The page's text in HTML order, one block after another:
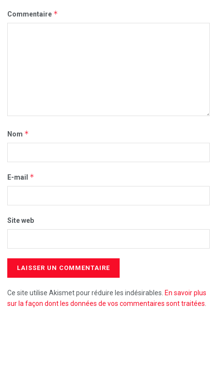
Commentaire *
Nom *
E-mail *
Site web
Ce site utilise Akismet pour réduire les indésirables. En savoir plus
sur la façon dont les données de vos commentaires sont traitées